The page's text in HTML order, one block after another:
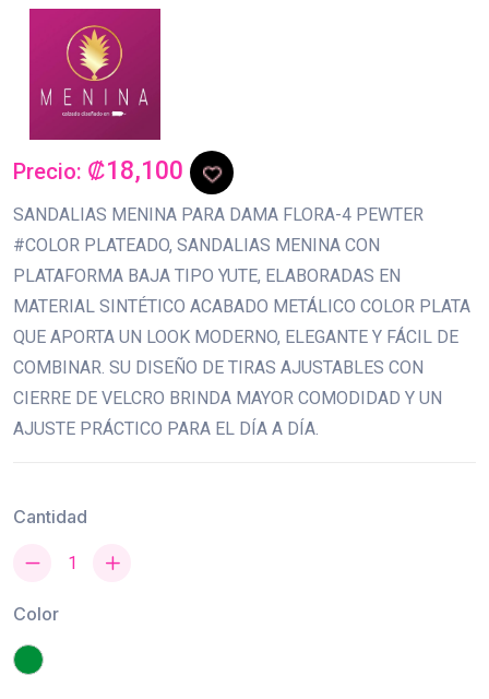
Precio: ₡18,100
SANDALIAS MENINA PARA DAMA FLORA-4 PEWTER
#COLOR PLATEADO, SANDALIAS MENINA CON
PLATAFORMA BAJA TIPO YUTE, ELABORADAS EN
MATERIAL SINTÉTICO ACABADO METÁLICO COLOR PLATA
QUE APORTA UN LOOK MODERNO, ELEGANTE Y FÁCIL DE
COMBINAR. SU DISEÑO DE TIRAS AJUSTABLES CON
CIERRE DE VELCRO BRINDA MAYOR COMODIDAD Y UN
AJUSTE PRÁCTICO PARA EL DÍA A DÍA.
Cantidad
Color